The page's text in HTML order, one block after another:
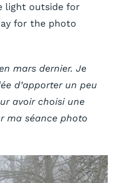
light outside for
for the photo
mars dernier. Je
d’apporter un peu
avoir choisi une
ma séance photo